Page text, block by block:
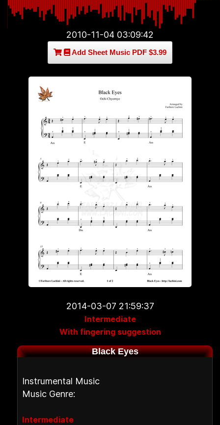
2010-11-04 03:09:42
Add Sheet Music PDF $3.99
2014-03-07 21:59:37
Intermediate
With fingering suggestion
Black Eyes
Instrumental Music
Music Genre:
Intermediate